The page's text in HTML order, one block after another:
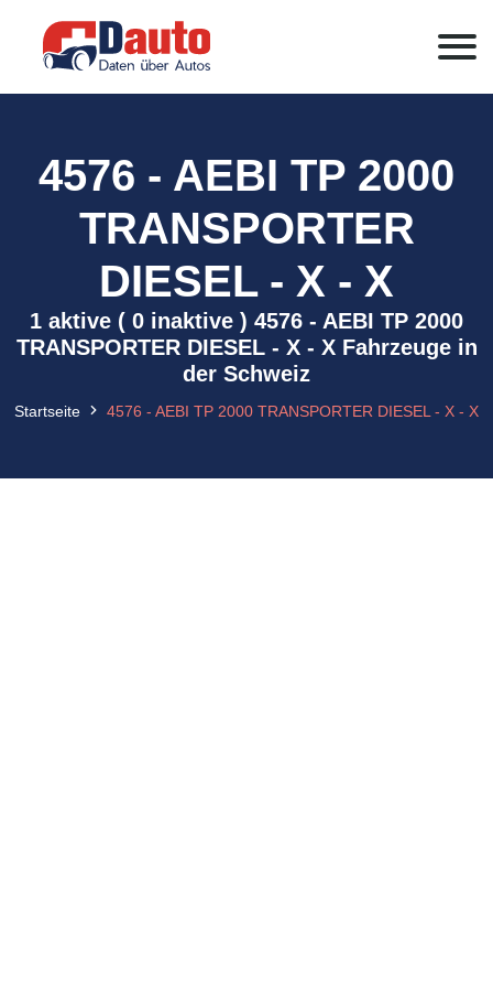
4576 - AEBI TP 2000
TRANSPORTER
DIESEL - X - X
1 aktive ( 0 inaktive ) 4576 - AEBI TP 2000
TRANSPORTER DIESEL - X - X Fahrzeuge in
der Schweiz
Startseite 4576 - AEBI TP 2000 TRANSPORTER DIESEL - X - X